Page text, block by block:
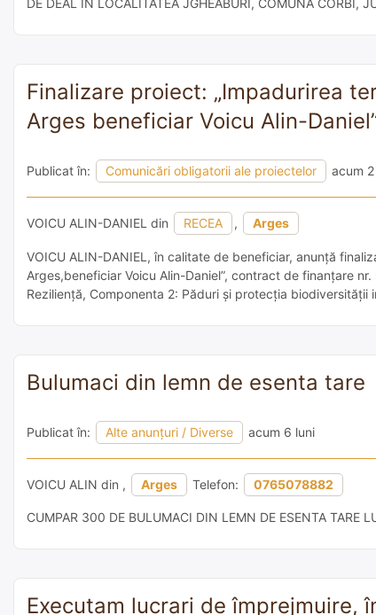
DE DEAL ÎN LOCALITATEA JGHEABURI, COMUNA
Finalizare proiect: „Impadurirea
Arges beneficiar Voicu Alin-
Publicat în: Comunicări obligatorii ale proiectelor acum
VOICU ALIN-DANIEL din RECEA , Arges
VOICU ALIN-DANIEL, în calitate de beneficiar, anunță
Arges,beneficiar Voicu Alin-Daniel”, contract de finanțare
Reziliență, Componenta 2: Păduri și protecția
Bulumaci din lemn de esenta tare
Publicat în: Alte anunțuri / Diverse acum 6 luni
VOICU ALIN din , Arges Telefon: 0765078882
CUMPAR 300 DE BULUMACI DIN LEMN DE ESENTA TARE
Executam lucrari de